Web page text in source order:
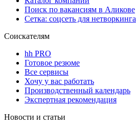
Поиск по вакансиям в Аликове
Сетка: соцсеть для нетворкинга
Соискателям
hh PRO
Готовое резюме
Все сервисы
Хочу у вас работать
Производственный календарь
Экспертная рекомендация
Новости и статьи